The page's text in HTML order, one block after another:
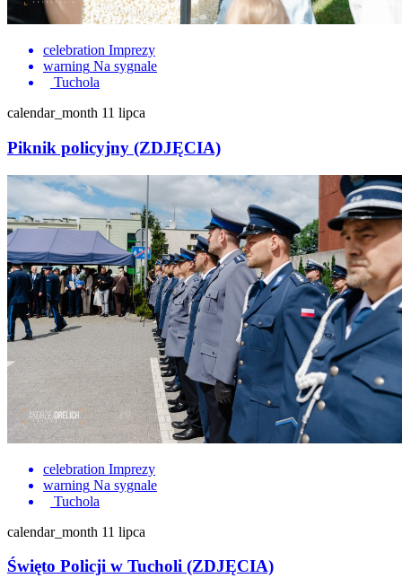
celebration Imprezy
warning Na sygnale
Tuchola
calendar_month 11 lipca
Piknik policyjny (ZDJĘCIA)
celebration Imprezy
warning Na sygnale
Tuchola
calendar_month 11 lipca
Święto Policji w Tucholi (ZDJĘCIA)